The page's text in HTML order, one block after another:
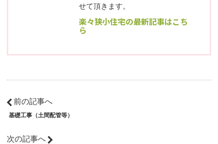
せて頂きます。
楽々狭小住宅の最新記事はこち
ら
前の記事へ
基礎工事（土間配管等）
次の記事へ